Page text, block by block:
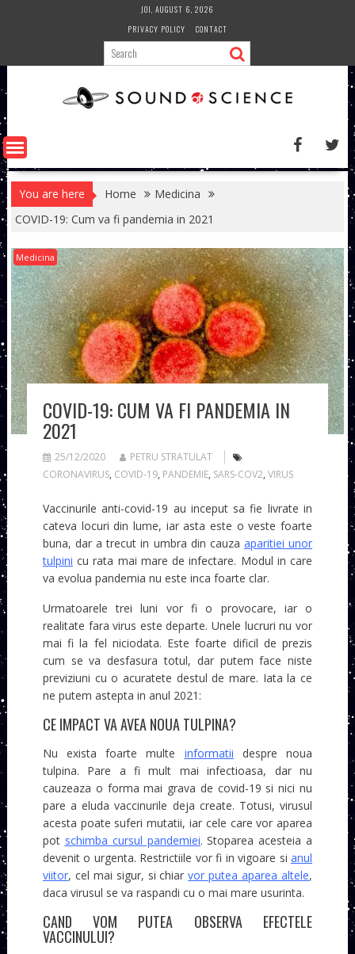
JOI, AUGUST 6, 2026
PRIVACY POLICY
CONTACT
You are here Home
Medicina
COVID-19: Cum va fi pandemia in 2021
Medicina
COVID-19: CUM VA FI PANDEMIA IN
2021
25/12/2020
PETRU STRATULAT
CORONAVIRUS, COVID-19, PANDEMIE, SARS-COV2, VIRUS
Vaccinurile anti-covid-19 au inceput sa fie livrate in
cateva locuri din lume, iar asta este o veste foarte
buna, dar a trecut in umbra din cauza aparitiei unor
tulpini cu rata mai mare de infectare. Modul in care
va evolua pandemia nu este inca foarte clar.
Urmatoarele trei luni vor fi o provocare, iar o
realitate fara virus este departe. Unele lucruri nu vor
mai fi la fel niciodata. Este foarte dificil de prezis
cum se va desfasura totul, dar putem face niste
previziuni cu o acuratete destul de mare. Iata la ce
ne putem astepta in anul 2021:
CE IMPACT VA AVEA NOUA TULPINA?
Nu exista foarte multe informatii despre noua
tulpina. Pare a fi mult mai infectioasa, dar nu
cauzeaza o forma mai grava de covid-19 si nici nu
pare a eluda vaccinurile deja create. Totusi, virusul
acesta poate suferi mutatii, iar cele care vor aparea
pot schimba cursul pandemiei. Stoparea acesteia a
devenit o urgenta. Restrictiile vor fi in vigoare sianul
viitor, cel mai sigur, si chiarvor putea aparea altele,
daca virusul se va raspandi cu o mai mare usurinta.
CAND VOM PUTEA OBSERVA EFECTELE
VACCINULUI?